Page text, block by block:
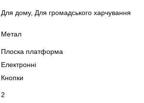
Для дому, Для громадського харчування
Метал
Плоска платформа
Електронні
Кнопки
2